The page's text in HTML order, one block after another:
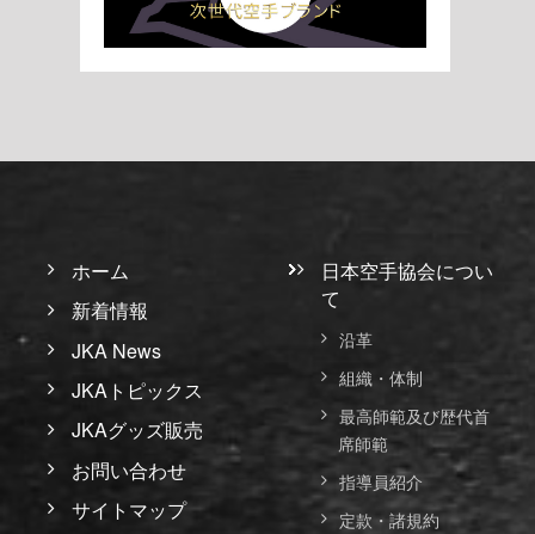
ホーム
新着情報
JKA News
JKAトピックス
JKAグッズ販売
お問い合わせ
サイトマップ
日本空手協会につい
て
沿革
組織・体制
最高師範及び歴代首
席師範
指導員紹介
定款・諸規約